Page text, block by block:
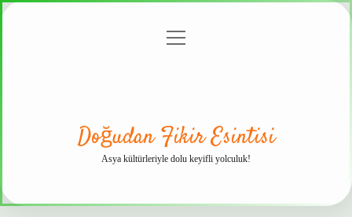
menüyü
Doğudan Fikir Esintisi
Asya kültürleriyle dolu keyifli yolculuk!